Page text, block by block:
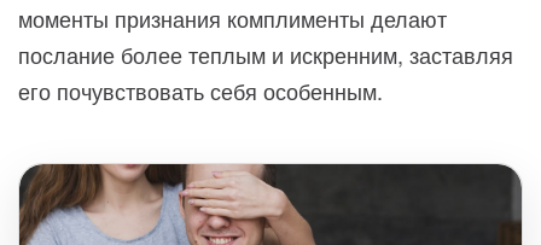
моменты признания комплименты делают
послание более теплым и искренним, заставляя
его почувствовать себя особенным.